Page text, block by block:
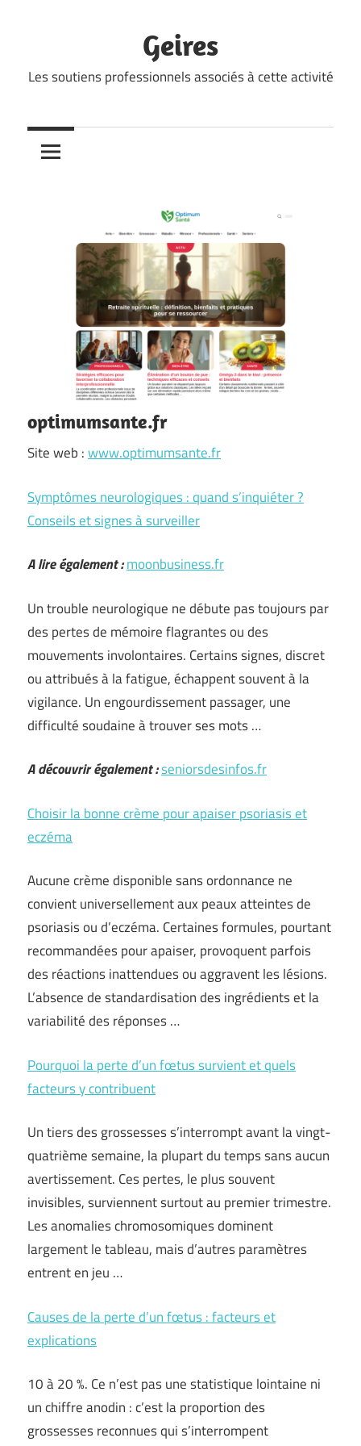
Geires
Les soutiens professionnels associés à cette activité
optimumsante.fr
Site web :www.optimumsante.fr
Symptômes neurologiques : quand s’inquiéter ?
Conseils et signes à surveiller
A lire également :moonbusiness.fr
Un trouble neurologique ne débute pas toujours par
des pertes de mémoire flagrantes ou des
mouvements involontaires. Certains signes, discret
ou attribués à la fatigue, échappent souvent à la
vigilance. Un engourdissement passager, une
difficulté soudaine à trouver ses mots …
A découvrir également :seniorsdesinfos.fr
Choisir la bonne crème pour apaiser psoriasis et
eczéma
Aucune crème disponible sans ordonnance ne
convient universellement aux peaux atteintes de
psoriasis ou d’eczéma. Certaines formules, pourtant
recommandées pour apaiser, provoquent parfois
des réactions inattendues ou aggravent les lésions.
L’absence de standardisation des ingrédients et la
variabilité des réponses …
Pourquoi la perte d’un fœtus survient et quels
facteurs y contribuent
Un tiers des grossesses s’interrompt avant la vingt-
quatrième semaine, la plupart du temps sans aucun
avertissement. Ces pertes, le plus souvent
invisibles, surviennent surtout au premier trimestre.
Les anomalies chromosomiques dominent
largement le tableau, mais d’autres paramètres
entrent en jeu …
Causes de la perte d’un fœtus : facteurs et
explications
10 à 20 %. Ce n’est pas une statistique lointaine ni
un chiffre anodin : c’est la proportion des
grossesses reconnues qui s’interrompent